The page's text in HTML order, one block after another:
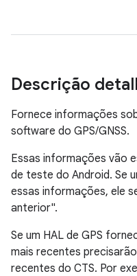
Descrição
Fornece informações
software do GPS/GNSS.
Essas informações vão
de teste do Android. Se
essas informações, ele
anterior".
Se um HAL de GPS
mais recentes
recentes do CTS. Por